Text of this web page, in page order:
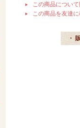
この商品につい
この商品を友達
・